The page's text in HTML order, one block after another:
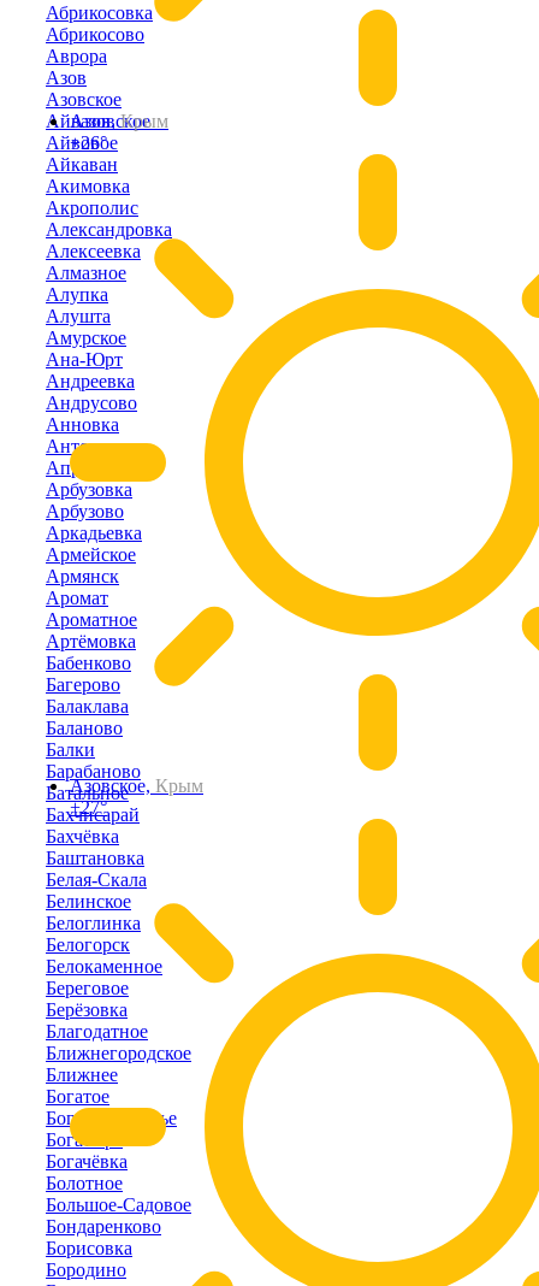
Азов,Крым
+26°
Азовское, Крым
+27°
Абрикосовка
Абрикосово
Аврора
Азов
Азовское
Айвазовское
Айвовое
Айкаван
Акимовка
Акрополис
Александровка
Алексеевка
Алмазное
Алупка
Алушта
Амурское
Ана-Юрт
Андреевка
Андрусово
Анновка
Антоновка
Апрелевка
Арбузовка
Арбузово
Аркадьевка
Армейское
Армянск
Аромат
Ароматное
Артёмовка
Бабенково
Багерово
Балаклава
Баланово
Балки
Барабаново
Батальное
Бахчисарай
Бахчёвка
Баштановка
Белая-Скала
Белинское
Белоглинка
Белогорск
Белокаменное
Береговое
Берёзовка
Благодатное
Ближнегородское
Ближнее
Богатое
Богатое-Ущелье
Богатырь
Богачёвка
Болотное
Большое-Садовое
Бондаренково
Борисовка
Бородино